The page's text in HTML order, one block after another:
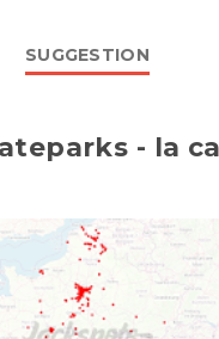
SUGGESTION
- la